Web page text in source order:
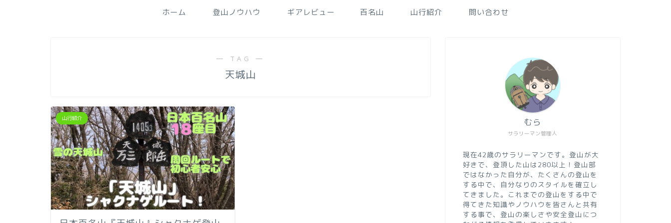
ホーム 登山ノウハウ ギアレビュー 百名山 山行紹介 問い合わせ
― TAG ―
天城山
山行紹介
サラリーマン管理人
むら
現在42歳のサラリーマンです。登山が大
好きで、登頂した山は280以上！登山部
ではなかった自分が、たくさんの登山を
する中で、自分なりのスタイルを確立し
てきました。これまでの登山をする中で
得てきた知識やノウハウを皆さんと共有
する事で、登山の楽しさや安全登山につ